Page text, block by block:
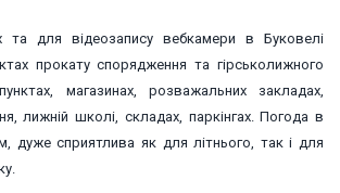
та для відеозапису вебкамери в Буковелі
прокату спорядження та гірськолижного
магазинах, розважальних закладах,
лижній школі, складах, паркінгах. Погода в
дуже сприятлива як для літнього, так і для